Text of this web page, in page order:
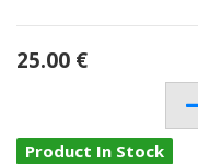
25.00 €
Product In Stock